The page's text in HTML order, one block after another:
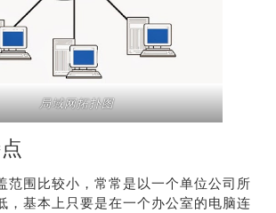
局域网拓扑图
范围比较小，常常是以一个单位公司所
，基本上只要是在一个办公室的电脑连